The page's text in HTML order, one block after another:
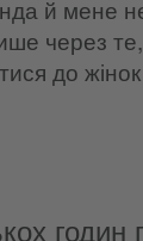
й мене
через
до
годин